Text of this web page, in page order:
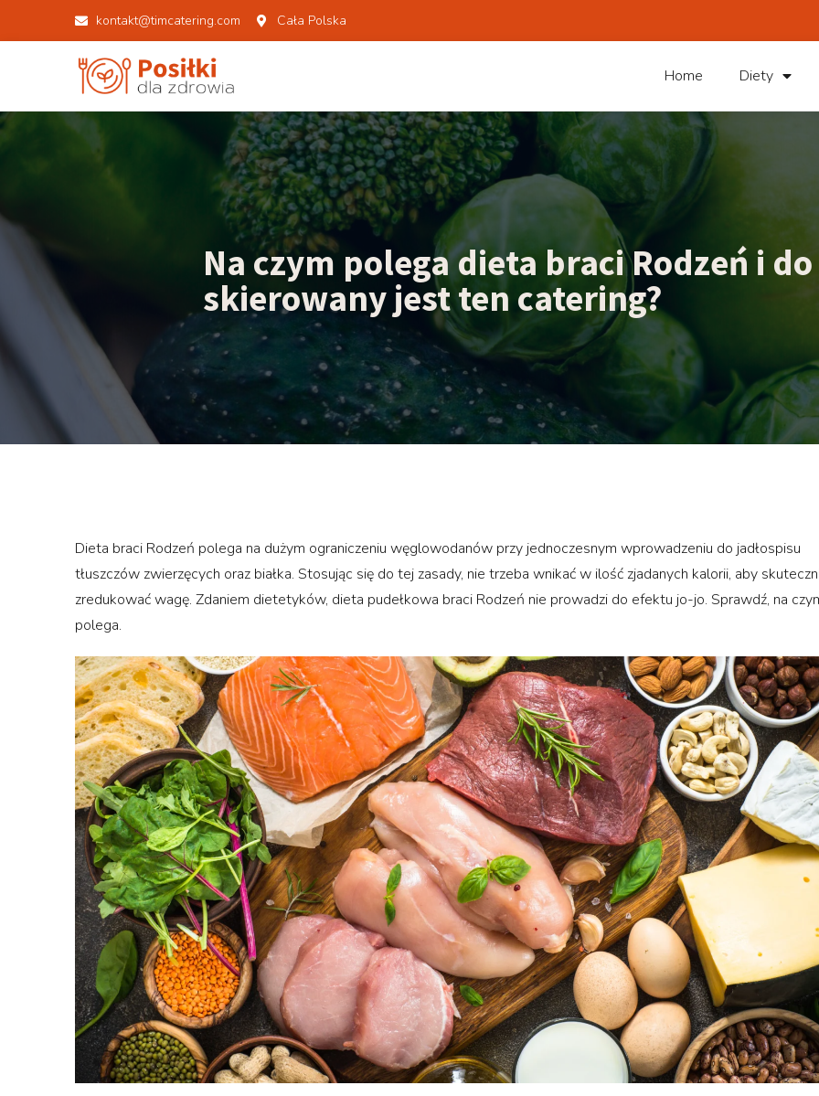
kontakt@timcatering.com Cała Polska
Home Diety
Na czym polega dieta braci Rodzeń i
skierowany jest ten catering?
Dieta braci Rodzeń polega na dużym ograniczeniu węglowodanów przy jednoczesnym wprowadzeniu do jadłospisu
tłuszczów zwierzęcych oraz białka. Stosując się do tej zasady, nie trzeba wnikać w ilość zjadanych kalorii, aby
zredukować wagę. Zdaniem dietetyków, dieta pudełkowa braci Rodzeń nie prowadzi do efektu jo-jo. Sprawdź, na
polega.